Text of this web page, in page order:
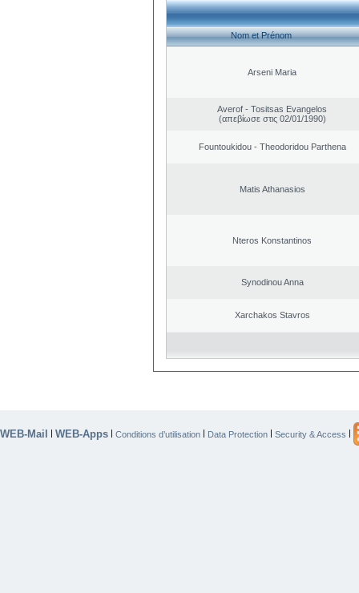
Nom et Prénom
Arseni Maria
Averof - Tositsas Evangelos
(απεβίωσε στις 02/01/1990)
Fountoukidou - Theodoridou Parthena
Matis Athanasios
Nteros Konstantinos
Synodinou Anna
Xarchakos Stavros
WEB-Mail | WEB-Apps | Conditions d’utilisation | Data Protection | Security & Access |